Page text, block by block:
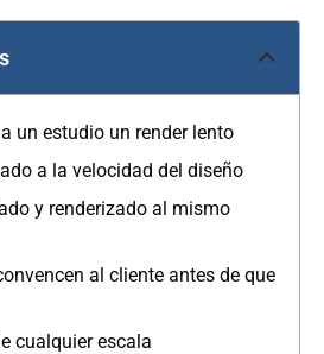
un estudio un render lento
a la velocidad del diseño
y renderizado al mismo
al cliente antes de que
cualquier escala